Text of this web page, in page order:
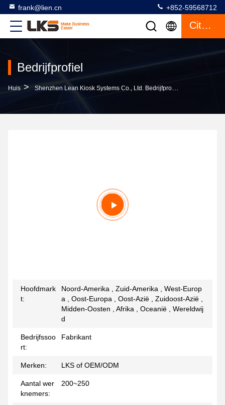
frank@lien.cn +852-59568712
Citaat
Bedrijfprofiel
Huis > Shenzhen Lean Kiosk Systems Co., Ltd. Bedrijfprofiel
Hoofdmark
t:
Noord-Amerika , Zuid-Amerika , West-Europ
a , Oost-Europa , Oost-Azië , Zuidoost-Azië ,
Midden-Oosten , Afrika , Oceanië , Wereldwij
d
Bedrijfssoo
rt:
Fabrikant
Merken: LKS of OEM/ODM
Aantal wer
knemers:
200~250